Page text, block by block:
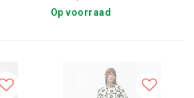
Op voorraad